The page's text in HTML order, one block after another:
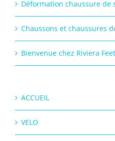
Déformation chaussure de
Chaussons et chaussures
Bienvenue chez Riviera Feet
ACCUEIL
VELO